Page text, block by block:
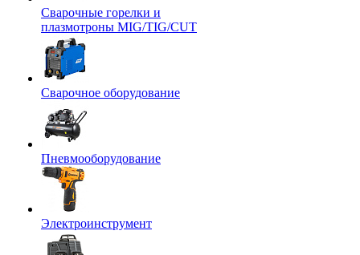
Сварочные горелки и
плазмотроны MIG/TIG/CUT
Сварочное оборудование
Пневмооборудование
Электроинструмент